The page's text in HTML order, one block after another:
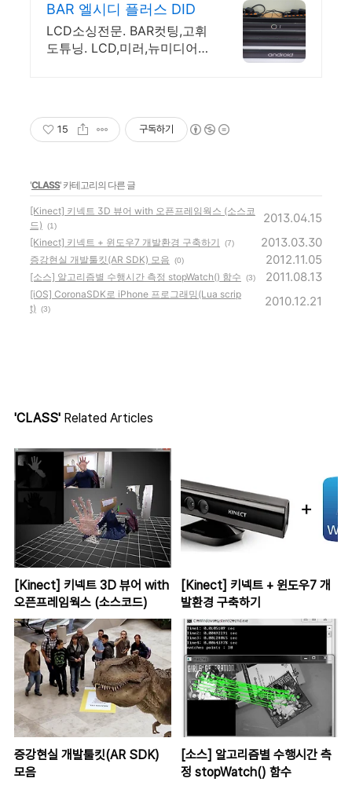
BAR 엘시디 플러스 DID
LCD소싱전문. BAR컷팅,고휘
도튜닝. LCD,미러,뉴미디어를
15 구독하기
'CLASS' 카테고리의 다른 글
[Kinect] 키넥트 3D 뷰어 with 오픈프레임웍스 (소스코
드)
(1)
2013.04.15
[Kinect] 키넥트 + 윈도우7 개발환경 구축하기 (7) 2013.03.30
증강현실 개발툴킷(AR SDK) 모음 (0) 2012.11.05
[소스] 알고리즘별 수행시간 측정 stopWatch() 함수 (3) 2011.08.13
[iOS] CoronaSDK로 iPhone 프로그래밍(Lua scrip
t)
(3)
2010.12.21
'CLASS' Related Articles
[Kinect] 키넥트 3D 뷰어 with
오픈프레임웍스 (소스코드)
[Kinect] 키넥트 + 윈도우7 개
발환경 구축하기
증강현실 개발툴킷(AR SDK)
모음
[소스] 알고리즘별 수행시간 측
정 stopWatch() 함수